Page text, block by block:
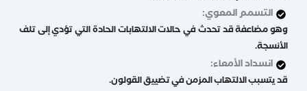
التسمم المعوي:
وهو مضاعفة قد تحدث في حالات الالتهابات الحادة التي تؤدي إلى تلف
الأنسجة.
انسداد الأمعاء:
قد يتسبب الالتهاب المزمن في تضييق القولون.